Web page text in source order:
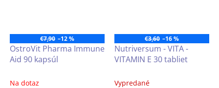
jedálnička.
€7,90 –12 %
OstroVit Pharma Immune
Aid 90 kapsúl
Na dotaz
€3,60 –16 %
Nutriversum - VITA -
VITAMIN E 30 tabliet
Vypredané